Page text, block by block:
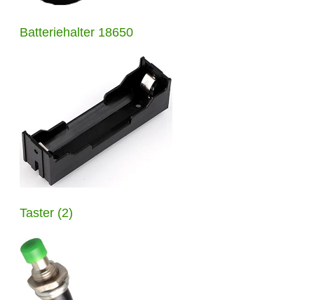
Batteriehalter 18650
Taster (2)